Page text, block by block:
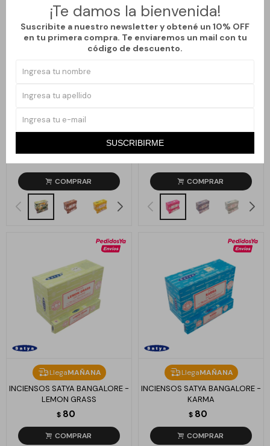
¡Te damos la bienvenida!
Suscribite a nuestro newsletter y obtené un 10% OFF
en tu primera compra. Te enviaremos un mail con tu
código de descuento.
SUSCRIBIRME
LlegaMAÑANA
INCIENSOS SATYA BANGALORE -
INCIENSOS SATYA BANGALORE -
LlegaMAÑANA
INCIENSOS SATYA BANGALORE -
LEMON GRASS
$ 80
LlegaMAÑANA
INCIENSOS SATYA BANGALORE -
KARMA
$ 80